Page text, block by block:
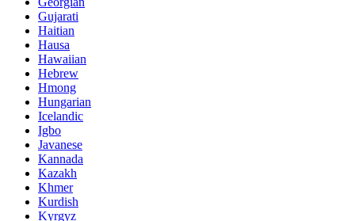
Gujarati
Haitian
Hausa
Hawaiian
Hebrew
Hmong
Hungarian
Icelandic
Igbo
Javanese
Kannada
Kazakh
Khmer
Kurdish
Kyrgyz